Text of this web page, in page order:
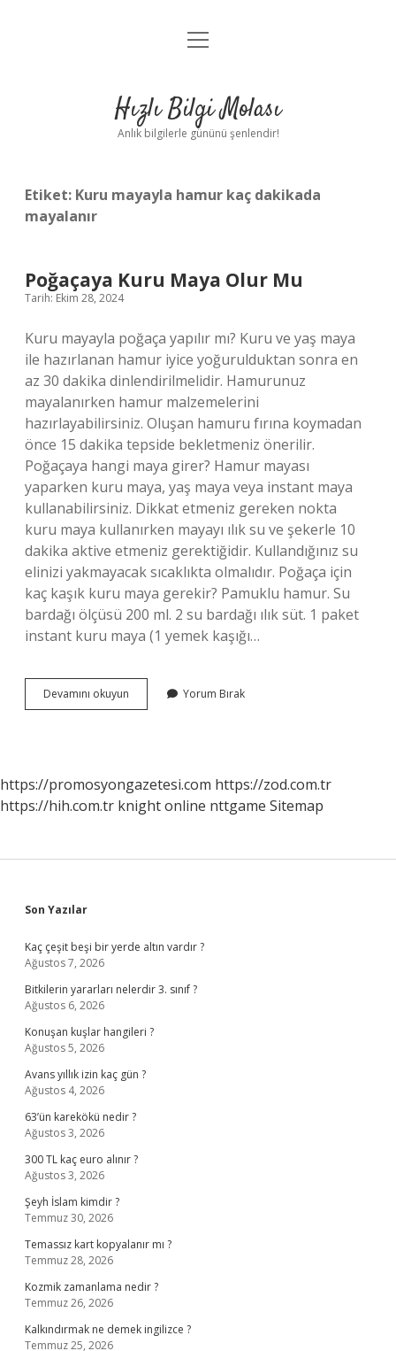
Anasayfa
Yasal Uyarı
menüyü
Hızlı Bilgi Molası
Anlık bilgilerle gününü şenlendir!
Etiket: Kuru mayayla hamur kaç dakikada
mayalanır
Poğaçaya Kuru Maya Olur Mu
Tarih: Ekim 28, 2024
Kuru mayayla poğaça yapılır mı? Kuru ve yaş maya
ile hazırlanan hamur iyice yoğurulduktan sonra en
az 30 dakika dinlendirilmelidir. Hamurunuz
mayalanırken hamur malzemelerini
hazırlayabilirsiniz. Oluşan hamuru fırına koymadan
önce 15 dakika tepside bekletmeniz önerilir.
Poğaçaya hangi maya girer? Hamur mayası
yaparken kuru maya, yaş maya veya instant maya
kullanabilirsiniz. Dikkat etmeniz gereken nokta
kuru maya kullanırken mayayı ılık su ve şekerle 10
dakika aktive etmeniz gerektiğidir. Kullandığınız su
elinizi yakmayacak sıcaklıkta olmalıdır. Poğaça için
kaç kaşık kuru maya gerekir? Pamuklu hamur. Su
bardağı ölçüsü 200 ml. 2 su bardağı ılık süt. 1 paket
instant kuru maya (1 yemek kaşığı…
Devamını okuyun Poğaçaya
Kuru
Yorum Bırak
https://promosyongazetesi.com https://zod.com.tr
https://hih.com.tr knight online nttgame Sitemap
Sidebar
Son Yazılar
Kaç çeşit beşi bir yerde altın vardır ?
Ağustos 7, 2026
Bitkilerin yararları nelerdir 3. sınıf ?
Ağustos 6, 2026
Konuşan kuşlar hangileri ?
Ağustos 5, 2026
Avans yıllık izin kaç gün ?
Ağustos 4, 2026
63’ün karekökü nedir ?
Ağustos 3, 2026
300 TL kaç euro alınır ?
Ağustos 3, 2026
Şeyh İslam kimdir ?
Temmuz 30, 2026
Temassız kart kopyalanır mı ?
Temmuz 28, 2026
Kozmik zamanlama nedir ?
Temmuz 26, 2026
Kalkındırmak ne demek ingilizce ?
Temmuz 25, 2026